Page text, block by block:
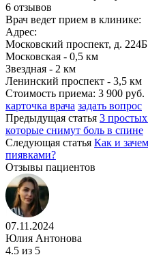
6 отзывов
Врач ведет прием в клинике:
Адрес:
Московский проспект, д. 224Б
Московская - 0,5 км
Звездная - 2 км
Ленинский проспект - 3,5 км
Стоимость приема: 3 900 руб.
карточка врача задать вопрос
Предыдущая статья 3
которые снимут боль в спине
Следующая статья Как и
пиявками?
Отзывы пациентов
07.11.2024
Юлия Антонова
4.5 из 5